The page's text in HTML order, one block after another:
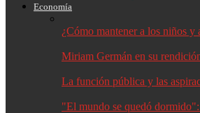
Economía
¿Cómo mantener a los niños y
Miriam Germán en su
La función pública y las
"El mundo se quedó dormido":